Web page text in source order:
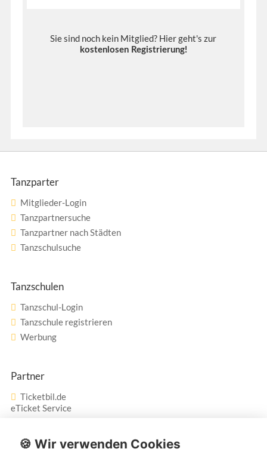
Sie sind noch kein Mitglied? Hier geht's zur
kostenlosen Registrierung!
Tanzparter
Mitglieder-Login
Tanzpartnersuche
Tanzpartner nach Städten
Tanzschulsuche
Tanzschulen
Tanzschul-Login
Tanzschule registrieren
Werbung
Partner
Ticketbil.de
eTicket Service
Vertrag widerrufen
🍪 Wir verwenden Cookies